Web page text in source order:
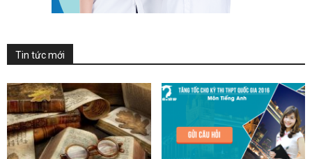
Tin tức mới